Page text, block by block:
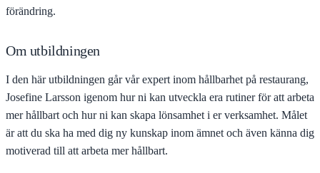
förändring.
Om utbildningen
I den här utbildningen går vår expert inom hållbarhet på restaurang,
Josefine Larsson igenom hur ni kan utveckla era rutiner för att arbeta
mer hållbart och hur ni kan skapa lönsamhet i er verksamhet. Målet
är att du ska ha med dig ny kunskap inom ämnet och även känna dig
motiverad till att arbeta mer hållbart.